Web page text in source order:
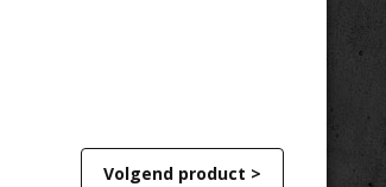
Volgend product >